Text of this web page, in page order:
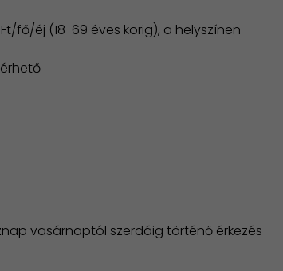
fő/éj (18-69 éves korig), a helyszínen
vasárnaptól szerdáig történő érkezés